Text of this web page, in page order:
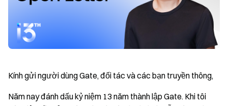
Kính gửi người dùng Gate, đối tác và các bạn truyền thông,
Năm nay đánh dấu kỷ niệm 13 năm thành lập Gate. Khi tôi